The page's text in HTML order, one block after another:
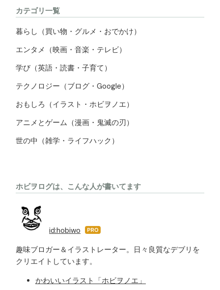
カテゴリ一覧
暮らし（買い物・グルメ・おでかけ）
エンタメ（映画・音楽・テレビ）
学び（英語・読書・子育て）
テクノロジー（ブログ・Google）
おもしろ（イラスト・ホビヲノエ）
アニメとゲーム（漫画・鬼滅の刃）
世の中（雑学・ライフハック）
ホビヲログは、こんな人が書いてます
id:hobiwo はて
ログ
Pro
趣味ブロガー＆イラストレーター。日々良質なデブリを
クリエイトしています。
かわいいイラスト「ホビヲノエ」